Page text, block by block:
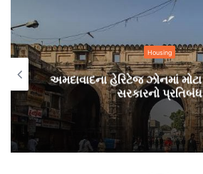
Housing
અમદાવાદના હેરિટેજ ઝોનમાં
સરકારનો પ્રતિબંધ